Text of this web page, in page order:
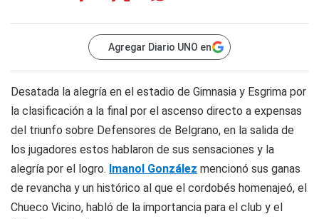
Agregar Diario UNO en
Desatada la alegría en el estadio de Gimnasia y Esgrima por
la clasificación a la final por el ascenso directo a expensas
del triunfo sobre Defensores de Belgrano, en la salida de
los jugadores estos hablaron de sus sensaciones y la
alegría por el logro. Imanol González mencionó sus ganas
de revancha y un histórico al que el cordobés homenajeó, el
Chueco Vicino, habló de la importancia para el club y el